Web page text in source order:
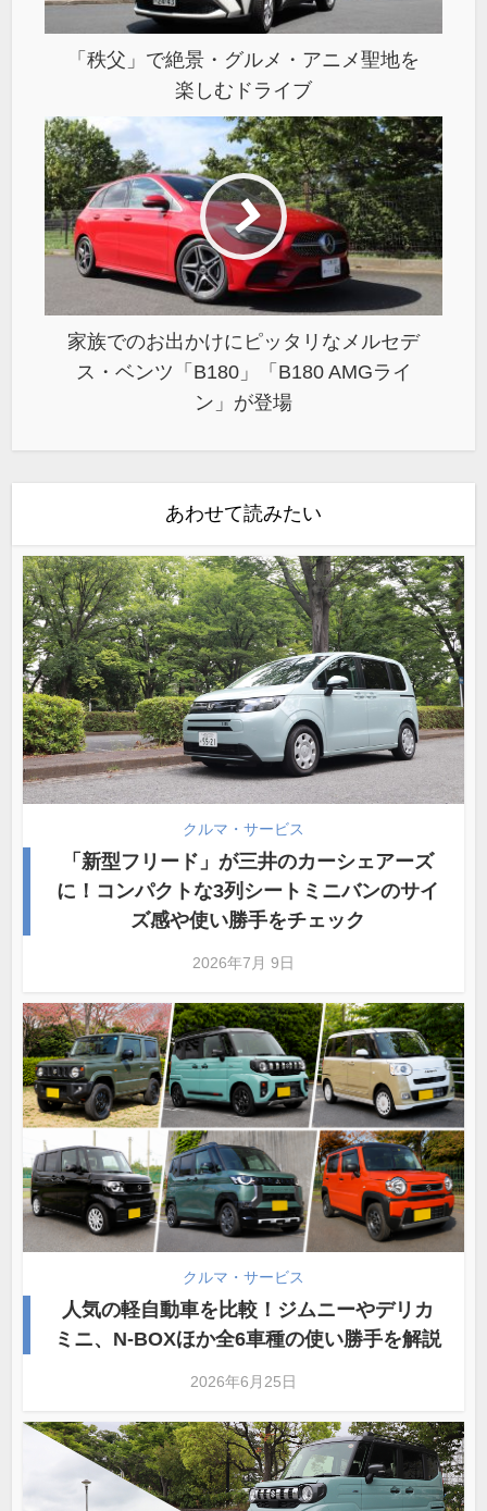
「秩父」で絶景・グルメ・アニメ聖地を
楽しむドライブ
家族でのお出かけにピッタリなメルセデ
ス・ベンツ「B180」「B180 AMGライ
ン」が登場
あわせて読みたい
クルマ・サービス
「新型フリード」が三井のカーシェアーズ
に！コンパクトな3列シートミニバンのサイ
ズ感や使い勝手をチェック
2026年7月 9日
クルマ・サービス
人気の軽自動車を比較！ジムニーやデリカ
ミニ、N-BOXほか全6車種の使い勝手を解説
2026年6月25日